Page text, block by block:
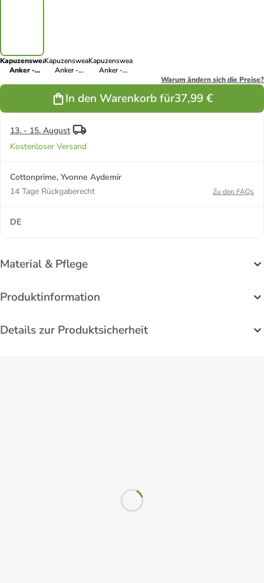
Kapuzensweatshirt
Anker -
Kapuzensweatshirt
Anker -
Kapuzensweatshirt
Anker -
Warum ändern sich die Preise?
In den Warenkorb für37,99 €
13. - 15. August
Kostenloser Versand
Cottonprime, Yvonne Aydemir
14 Tage Rückgaberecht
Zu den FAQs
DE
Material & Pflege
Produktinformation
Details zur Produktsicherheit